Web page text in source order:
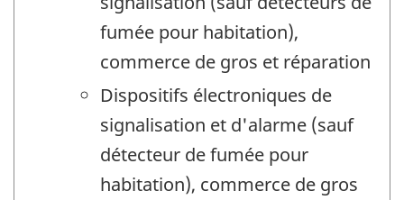
fumée pour habitation),
commerce de gros et réparation
Dispositifs électroniques de
signalisation et d'alarme (sauf
détecteur de fumée pour
habitation), commerce de gros